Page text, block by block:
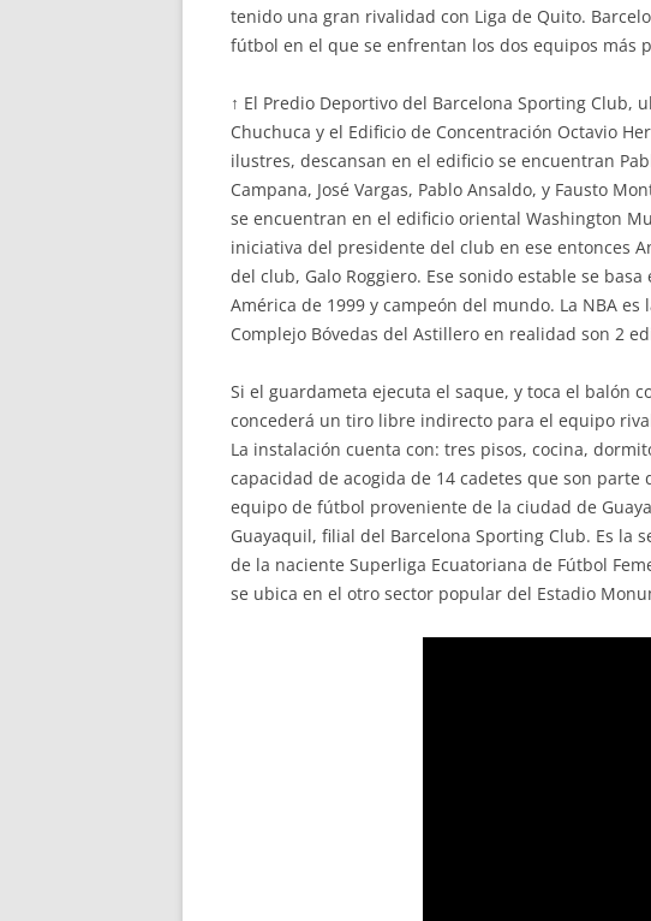
tenido una gran rivalidad con Liga de Quito.
fútbol en el que se enfrentan los dos equipos más
↑ El Predio Deportivo del Barcelona Sporting
Chuchuca y el Edificio de Concentración Octavio
ilustres, descansan en el edificio se encuentran
Campana, José Vargas, Pablo Ansaldo, y Fausto
se encuentran en el edificio oriental Washington
iniciativa del presidente del club en ese entonces
del club, Galo Roggiero. Ese sonido estable se
América de 1999 y campeón del mundo. La NBA
Complejo Bóvedas del Astillero en realidad son 2
Si el guardameta ejecuta el saque, y toca el balón
concederá un tiro libre indirecto para el equipo
La instalación cuenta con: tres pisos, cocina,
capacidad de acogida de 14 cadetes que son
equipo de fútbol proveniente de la ciudad de
Guayaquil, filial del Barcelona Sporting Club. Es la
de la naciente Superliga Ecuatoriana de Fútbol
se ubica en el otro sector popular del Estadio